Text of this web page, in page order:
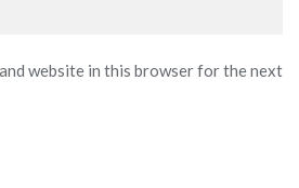
and website in this browser for the next